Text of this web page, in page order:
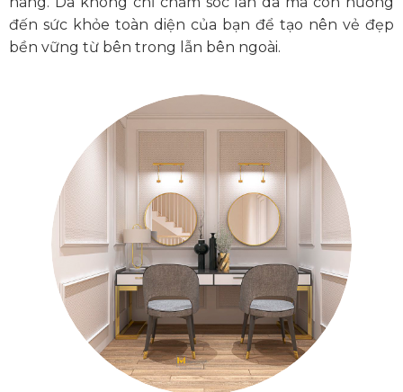
đến sức khỏe toàn diện của bạn để tạo nên vẻ đẹp
bền vững từ bên trong lẫn bên ngoài.